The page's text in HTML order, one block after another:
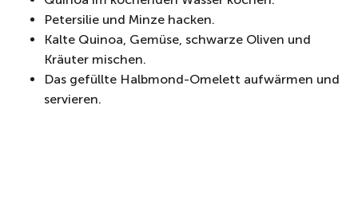
Petersilie und Minze hacken.
Kalte Quinoa, Gemüse, schwarze Oliven und
Kräuter mischen.
Das gefüllte Halbmond-Omelett aufwärmen und
servieren.